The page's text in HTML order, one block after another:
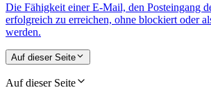
Die Fähigkeit einer E-Mail, den Posteingang
erfolgreich zu erreichen, ohne blockiert oder
werden.
Auf dieser Seite
Auf dieser Seite